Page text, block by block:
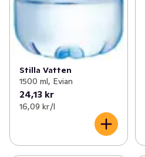
Stilla Vatten
1500 ml, Evian
24,13 kr
16,09 kr /l